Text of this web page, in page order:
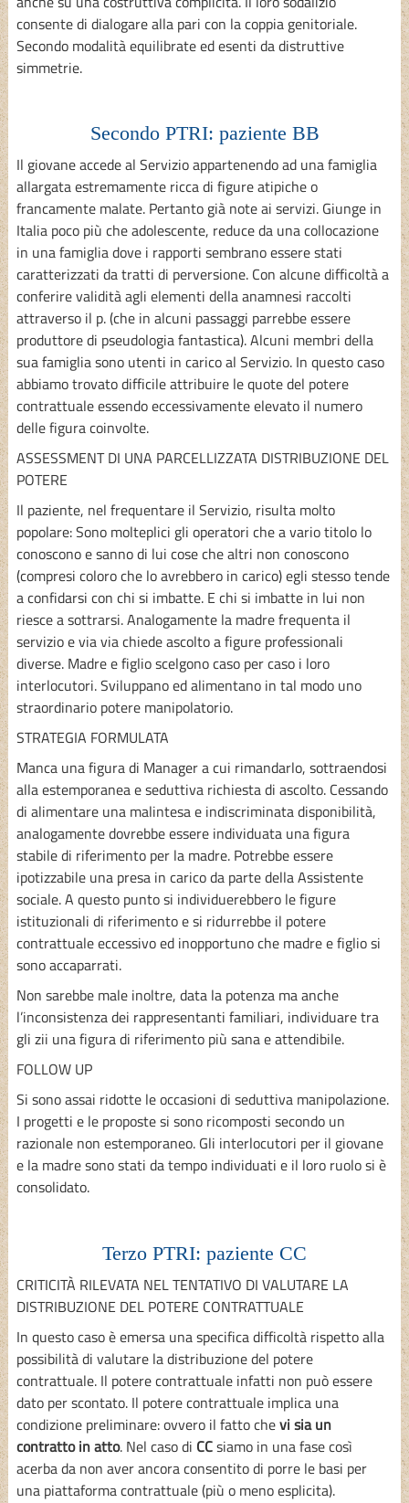
consente di dialogare alla pari con la coppia genitoriale.
Secondo modalità equilibrate ed esenti da distruttive
simmetrie.
Secondo PTRI: paziente BB
Il giovane accede al Servizio appartenendo ad una famiglia
allargata estremamente ricca di figure atipiche o
francamente malate. Pertanto già note ai servizi. Giunge in
Italia poco più che adolescente, reduce da una collocazione
in una famiglia dove i rapporti sembrano essere stati
caratterizzati da tratti di perversione. Con alcune difficoltà a
conferire validità agli elementi della anamnesi raccolti
attraverso il p. (che in alcuni passaggi parrebbe essere
produttore di pseudologia fantastica). Alcuni membri della
sua famiglia sono utenti in carico al Servizio. In questo caso
abbiamo trovato difficile attribuire le quote del potere
contrattuale essendo eccessivamente elevato il numero
delle figura coinvolte.
ASSESSMENT DI UNA PARCELLIZZATA DISTRIBUZIONE DEL
POTERE
Il paziente, nel frequentare il Servizio, risulta molto
popolare: Sono molteplici gli operatori che a vario titolo lo
conoscono e sanno di lui cose che altri non conoscono
(compresi coloro che lo avrebbero in carico) egli stesso tende
a confidarsi con chi si imbatte. E chi si imbatte in lui non
riesce a sottrarsi. Analogamente la madre frequenta il
servizio e via via chiede ascolto a figure professionali
diverse. Madre e figlio scelgono caso per caso i loro
interlocutori. Sviluppano ed alimentano in tal modo uno
straordinario potere manipolatorio.
STRATEGIA FORMULATA
Manca una figura di Manager a cui rimandarlo, sottraendosi
alla estemporanea e seduttiva richiesta di ascolto. Cessando
di alimentare una malintesa e indiscriminata disponibilità,
analogamente dovrebbe essere individuata una figura
stabile di riferimento per la madre. Potrebbe essere
ipotizzabile una presa in carico da parte della Assistente
sociale. A questo punto si individuerebbero le figure
istituzionali di riferimento e si ridurrebbe il potere
contrattuale eccessivo ed inopportuno che madre e figlio si
sono accaparrati.
Non sarebbe male inoltre, data la potenza ma anche
l’inconsistenza dei rappresentanti familiari, individuare tra
gli zii una figura di riferimento più sana e attendibile.
FOLLOW UP
Si sono assai ridotte le occasioni di seduttiva manipolazione.
I progetti e le proposte si sono ricomposti secondo un
razionale non estemporaneo. Gli interlocutori per il giovane
e la madre sono stati da tempo individuati e il loro ruolo si è
consolidato.
Terzo PTRI: paziente CC
CRITICITÀ RILEVATA NEL TENTATIVO DI VALUTARE LA
DISTRIBUZIONE DEL POTERE CONTRATTUALE
In questo caso è emersa una specifica difficoltà rispetto alla
possibilità di valutare la distribuzione del potere
contrattuale. Il potere contrattuale infatti non può essere
dato per scontato. Il potere contrattuale implica una
condizione preliminare: ovvero il fatto chevi sia un
contratto in atto. Nel caso di CCsiamo in una fase così
acerba da non aver ancora consentito di porre le basi per
una piattaforma contrattuale (più o meno esplicita).